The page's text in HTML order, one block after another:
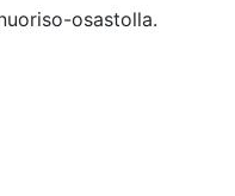
osastolla.